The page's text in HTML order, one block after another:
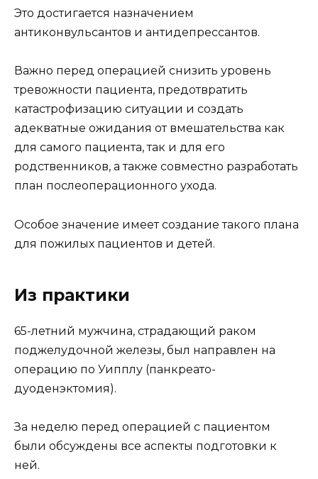
Это достигается назначением
антиконвульсантов и антидепрессантов.
Важно перед операцией снизить уровень
тревожности пациента, предотвратить
катастрофизацию ситуации и создать
адекватные ожидания от вмешательства как
для самого пациента, так и для его
родственников, а также совместно разработать
план послеоперационного ухода.
Особое значение имеет создание такого плана
для пожилых пациентов и детей.
Из практики
65-летний мужчина, страдающий раком
поджелудочной железы, был направлен на
операцию по Уипплу (панкреато-
дуоденэктомия).
За неделю перед операцией с пациентом
были обсуждены все аспекты подготовки к
ней.